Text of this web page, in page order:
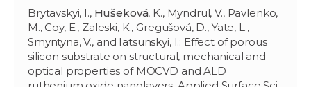
Brytavskyi, I., Hušeková, K., Myndrul, V., Pavlenko,
M., Coy, E., Zaleski, K., Gregušová, D., Yate, L.,
Smyntyna, V., and Iatsunskyi, I.: Effect of porous
silicon substrate on structural, mechanical and
optical properties of MOCVD and ALD